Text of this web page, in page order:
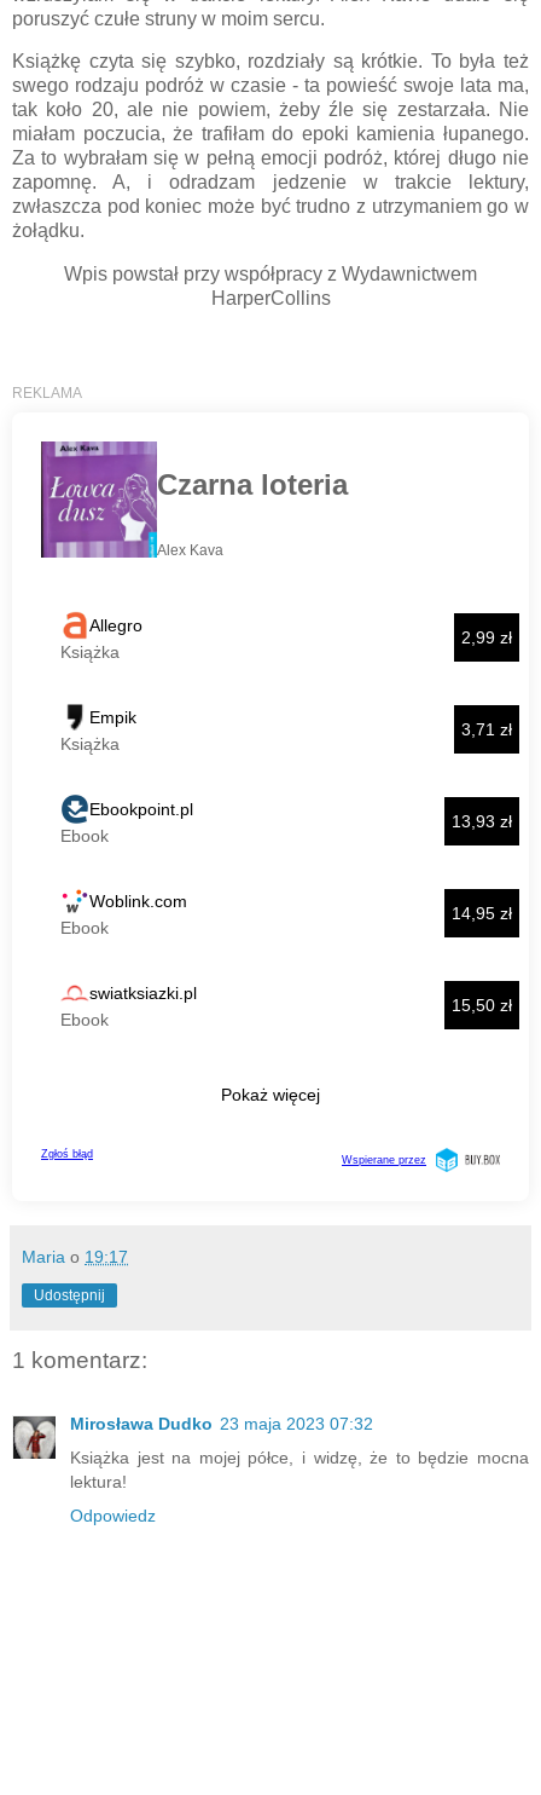
poruszyć czułe struny w moim sercu.
Książkę czyta się szybko, rozdziały są krótkie. To była też
swego rodzaju podróż w czasie - ta powieść swoje lata ma,
tak koło 20, ale nie powiem, żeby źle się zestarzała. Nie
miałam poczucia, że trafiłam do epoki kamienia łupanego.
Za to wybrałam się w pełną emocji podróż, której długo nie
zapomnę. A, i odradzam jedzenie w trakcie lektury,
zwłaszcza pod koniec może być trudno z utrzymaniem go w
żołądku.
Wpis powstał przy współpracy z Wydawnictwem
HarperCollins
Maria o 19:17
Udostępnij
1 komentarz:
Mirosława Dudko 23 maja 2023 07:32
Książka jest na mojej półce, i widzę, że to będzie mocna
lektura!
Odpowiedz